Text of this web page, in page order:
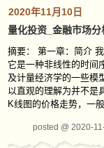
2020年11月10日
量化投资_金融市场
摘要： 第一章：简介
它是一种非线性的时间
及计量经济学的一些模
以直观的理解为并不是
K线图的价格走势，一
posted @ 2020-